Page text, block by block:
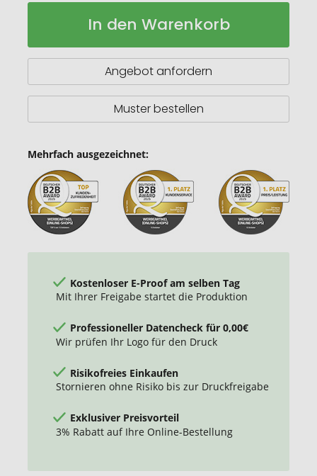
Plüschtier
Auf
In den Warenkorb
Angebot anfordern
Muster bestellen
Mehrfach ausgezeichnet:
Kostenloser E-Proof am selben Tag
Mit Ihrer Freigabe startet die Produktion
Professioneller Datencheck für 0,00€
Wir prüfen Ihr Logo für den Druck
Risikofreies Einkaufen
Stornieren ohne Risiko bis zur Druckfreigabe
Exklusiver Preisvorteil
3% Rabatt auf Ihre Online-Bestellung